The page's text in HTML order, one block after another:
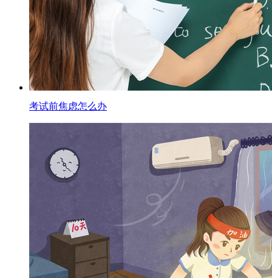
考试前焦虑怎么办